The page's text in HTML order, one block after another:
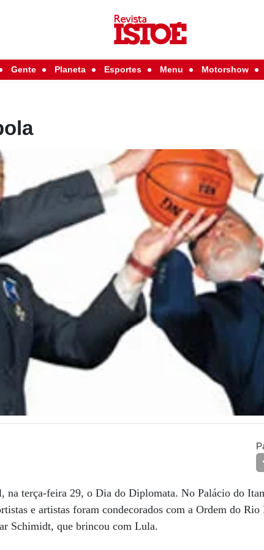
Gente Planeta Esportes Menu Motorshow
na terça-feira 29, o Dia do Diplomata. No Palácio do
e artistas foram condecorados com a Ordem do
Schimidt, que brincou com Lula.